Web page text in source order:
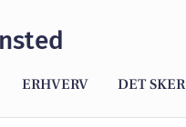
ERHVERV DET SKER